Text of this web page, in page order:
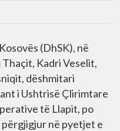
(DhSK), në
Thaçit, Kadri Veselit,
dëshmitari
i Ushtrisë Çlirimtare
të Llapit, po
përgjigjur në pyetjet e